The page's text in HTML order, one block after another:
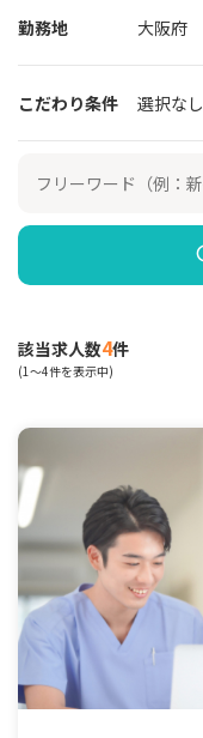
勤務地 大阪府
こだわり条件 選択なし
該当求人数4件
(1～4件を表示中)